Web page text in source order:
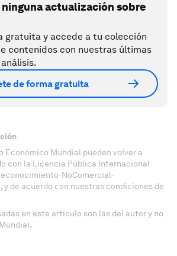
actualización sobre
gratuita y accede a tu colección
contenidos con nuestras últimas
de forma gratuita
Económico Mundial pueden volver a
con la Licencia Pública Internacional
NoComercial-
y de acuerdo con nuestras condiciones de
en este artículo son las del autor y no